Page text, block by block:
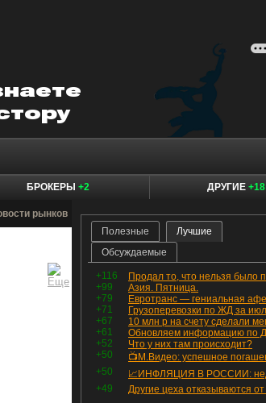
БРОКЕРЫ +2 ДРУГИЕ +18
рынков
Полезные
Лучшие
Обсуждаемые
+116
+99
Азия. Пятница.
+79
+71
+67
+61
+52
Что у них там происходит?
+50
+50
+49